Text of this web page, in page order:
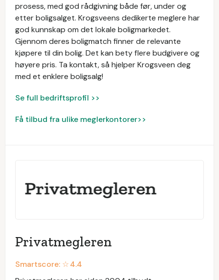
prosess, med god rådgivning både før, under og
etter boligsalget. Krogsveens dedikerte meglere har
god kunnskap om det lokale boligmarkedet.
Gjennom deres boligmatch finner de relevante
kjøpere til din bolig. Det kan bety flere budgivere og
høyere pris. Ta kontakt, så hjelper Krogsveen deg
med et enklere boligsalg!
Se full bedriftsprofil >>
Få tilbud fra ulike meglerkontorer>>
Privatmegleren
Smartscore: ☆4.4